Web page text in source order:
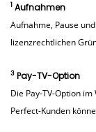
1 Aufnahmen
Aufnahme, Pause
lizenzrechtlichen
3 Pay-TV-Option
Die Pay-TV-Option
Perfect-Kunden